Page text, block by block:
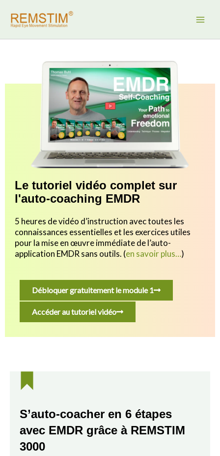
contenu
Le tutoriel vidéo complet sur
l'auto-coaching EMDR
5 heures de vidéo d’instruction avec toutes les
connaissances essentielles et les exercices utiles
pourla mise en œuvre immédiate de l’auto-
application EMDR sans outils. (en savoir plus…)
Débloquer gratuitement le module 1
Accéder au tutoriel vidéo
S’auto-coacher en 6 étapes
avec EMDR grâce à REMSTIM
3000